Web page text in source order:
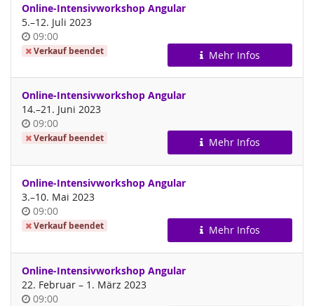
Online-Intensivworkshop Angular
5.–bis
12. Juli 2023
Uhrzeit
09:00
Verkauf beendet Mehr Infos
Online-Intensivworkshop Angular
14.–bis
21. Juni 2023
Uhrzeit
09:00
Verkauf beendet Mehr Infos
Online-Intensivworkshop Angular
3.–bis
10. Mai 2023
Uhrzeit
09:00
Verkauf beendet Mehr Infos
Online-Intensivworkshop Angular
22. Februar –bis1. März 2023
Uhrzeit
09:00